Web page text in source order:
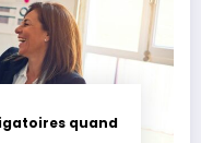
quand